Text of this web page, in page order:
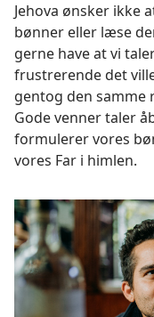
Jehova ønsker ikke
bønner eller læse
gerne have at vi
frustrerende det
gentog den samme
Gode venner taler
formulerer vores
vores Far i himlen.